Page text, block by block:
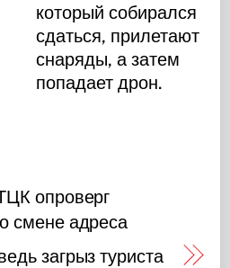
который собирался
сдаться, прилетают
снаряды, а затем
попадает дрон.
опроверг
смене адреса
загрыз туриста